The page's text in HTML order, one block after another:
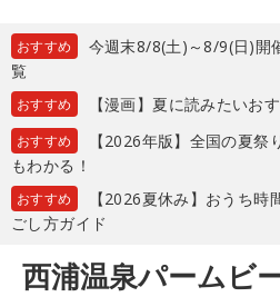
おすすめ
今週末8/8(土)～8/9(日)開
覧
おすすめ 【漫画】夏に読みたいお
おすすめ
【2026年版】全国の夏
もわかる！
おすすめ
【2026夏休み】おうち
ごし方ガイド
西浦温泉パームビ